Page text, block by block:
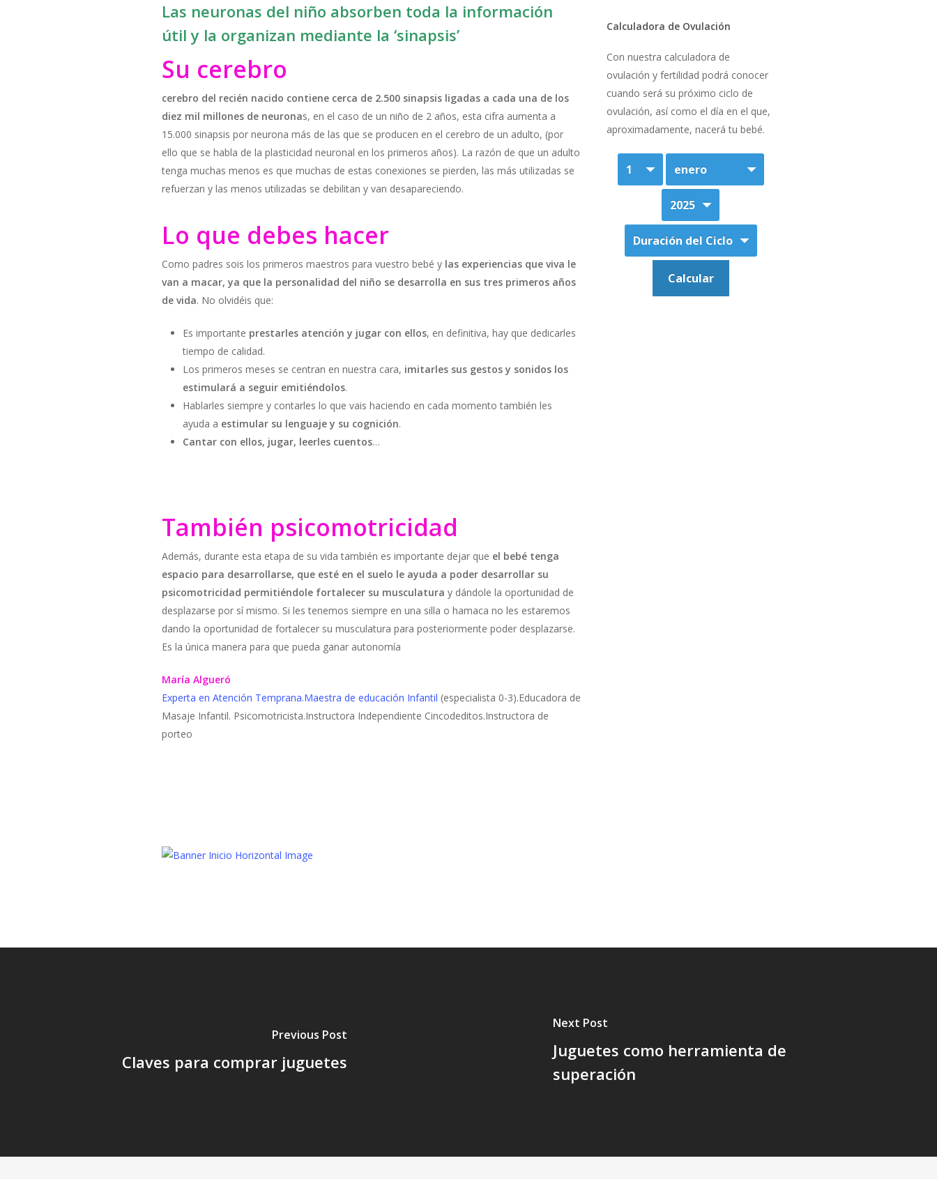
Las neuronas del niño absorben toda la información
útil y la organizan mediante la ‘sinapsis’
Su cerebro
cerebro del recién nacido contiene cerca de 2.500 sinapsis ligadas a cada una de los
diez mil millones de neuronas, en el caso de un niño de 2 años, esta cifra aumenta a
15.000 sinapsis por neurona más de las que se producen en el cerebro de un adulto, (por
ello que se habla de la plasticidad neuronal en los primeros años). La razón de que un adulto
tenga muchas menos es que muchas de estas conexiones se pierden, las más utilizadas se
refuerzan y las menos utilizadas se debilitan y van desapareciendo.
Lo que debes hacer
Como padres sois los primeros maestros para vuestro bebé y las experiencias que viva le
van a macar, ya que la personalidad del niño se desarrolla en sus tres primeros años
de vida. No olvidéis que:
Es importante prestarles atención y jugar con ellos, en definitiva, hay que dedicarles
tiempo de calidad.
Los primeros meses se centran en nuestra cara, imitarles sus gestos y sonidos los
estimulará a seguir emitiéndolos.
Hablarles siempre y contarles lo que vais haciendo en cada momento también les
ayuda a estimular su lenguaje y su cognición.
Cantar con ellos, jugar, leerles cuentos…
También psicomotricidad
Además, durante esta etapa de su vida también es importante dejar que el bebé tenga
espacio para desarrollarse, que esté en el suelo le ayuda a poder desarrollar su
psicomotricidad permitiéndole fortalecer su musculatura y dándole la oportunidad de
desplazarse por sí mismo. Si les tenemos siempre en una silla o hamaca no les estaremos
dando la oportunidad de fortalecer su musculatura para posteriormente poder desplazarse.
Es la única manera para que pueda ganar autonomía
María Algueró
Experta en Atención Temprana.Maestra de educación Infantil (especialista 0-3).Educadora de
Masaje Infantil. Psicomotricista.Instructora Independiente Cincodeditos.Instructora de
porteo
Calculadora de Ovulación
Con nuestra calculadora de
ovulación y fertilidad podrá conocer
cuando será su próximo ciclo de
ovulación, así como el día en el que,
aproximadamente, nacerá tu bebé.
Previous Post
Claves para comprar juguetes
Next Post
Juguetes como herramienta de
superación